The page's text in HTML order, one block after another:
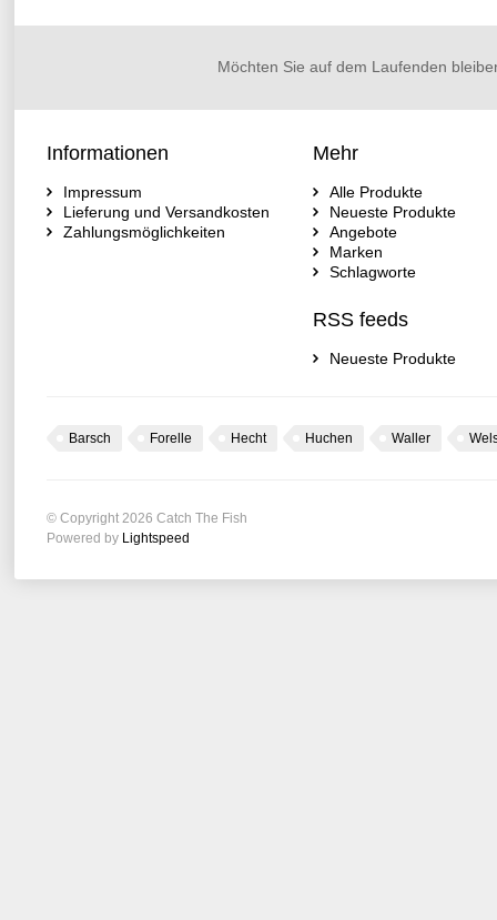
Möchten Sie auf dem Laufenden
Informationen
Impressum
Lieferung und Versandkosten
Zahlungsmöglichkeiten
Mehr
Alle Produkte
Neueste Produkte
Angebote
Marken
Schlagworte
RSS feeds
Neueste Produkte
Barsch Forelle Hecht Huchen Waller
© Copyright 2026 Catch The Fish
Powered by Lightspeed